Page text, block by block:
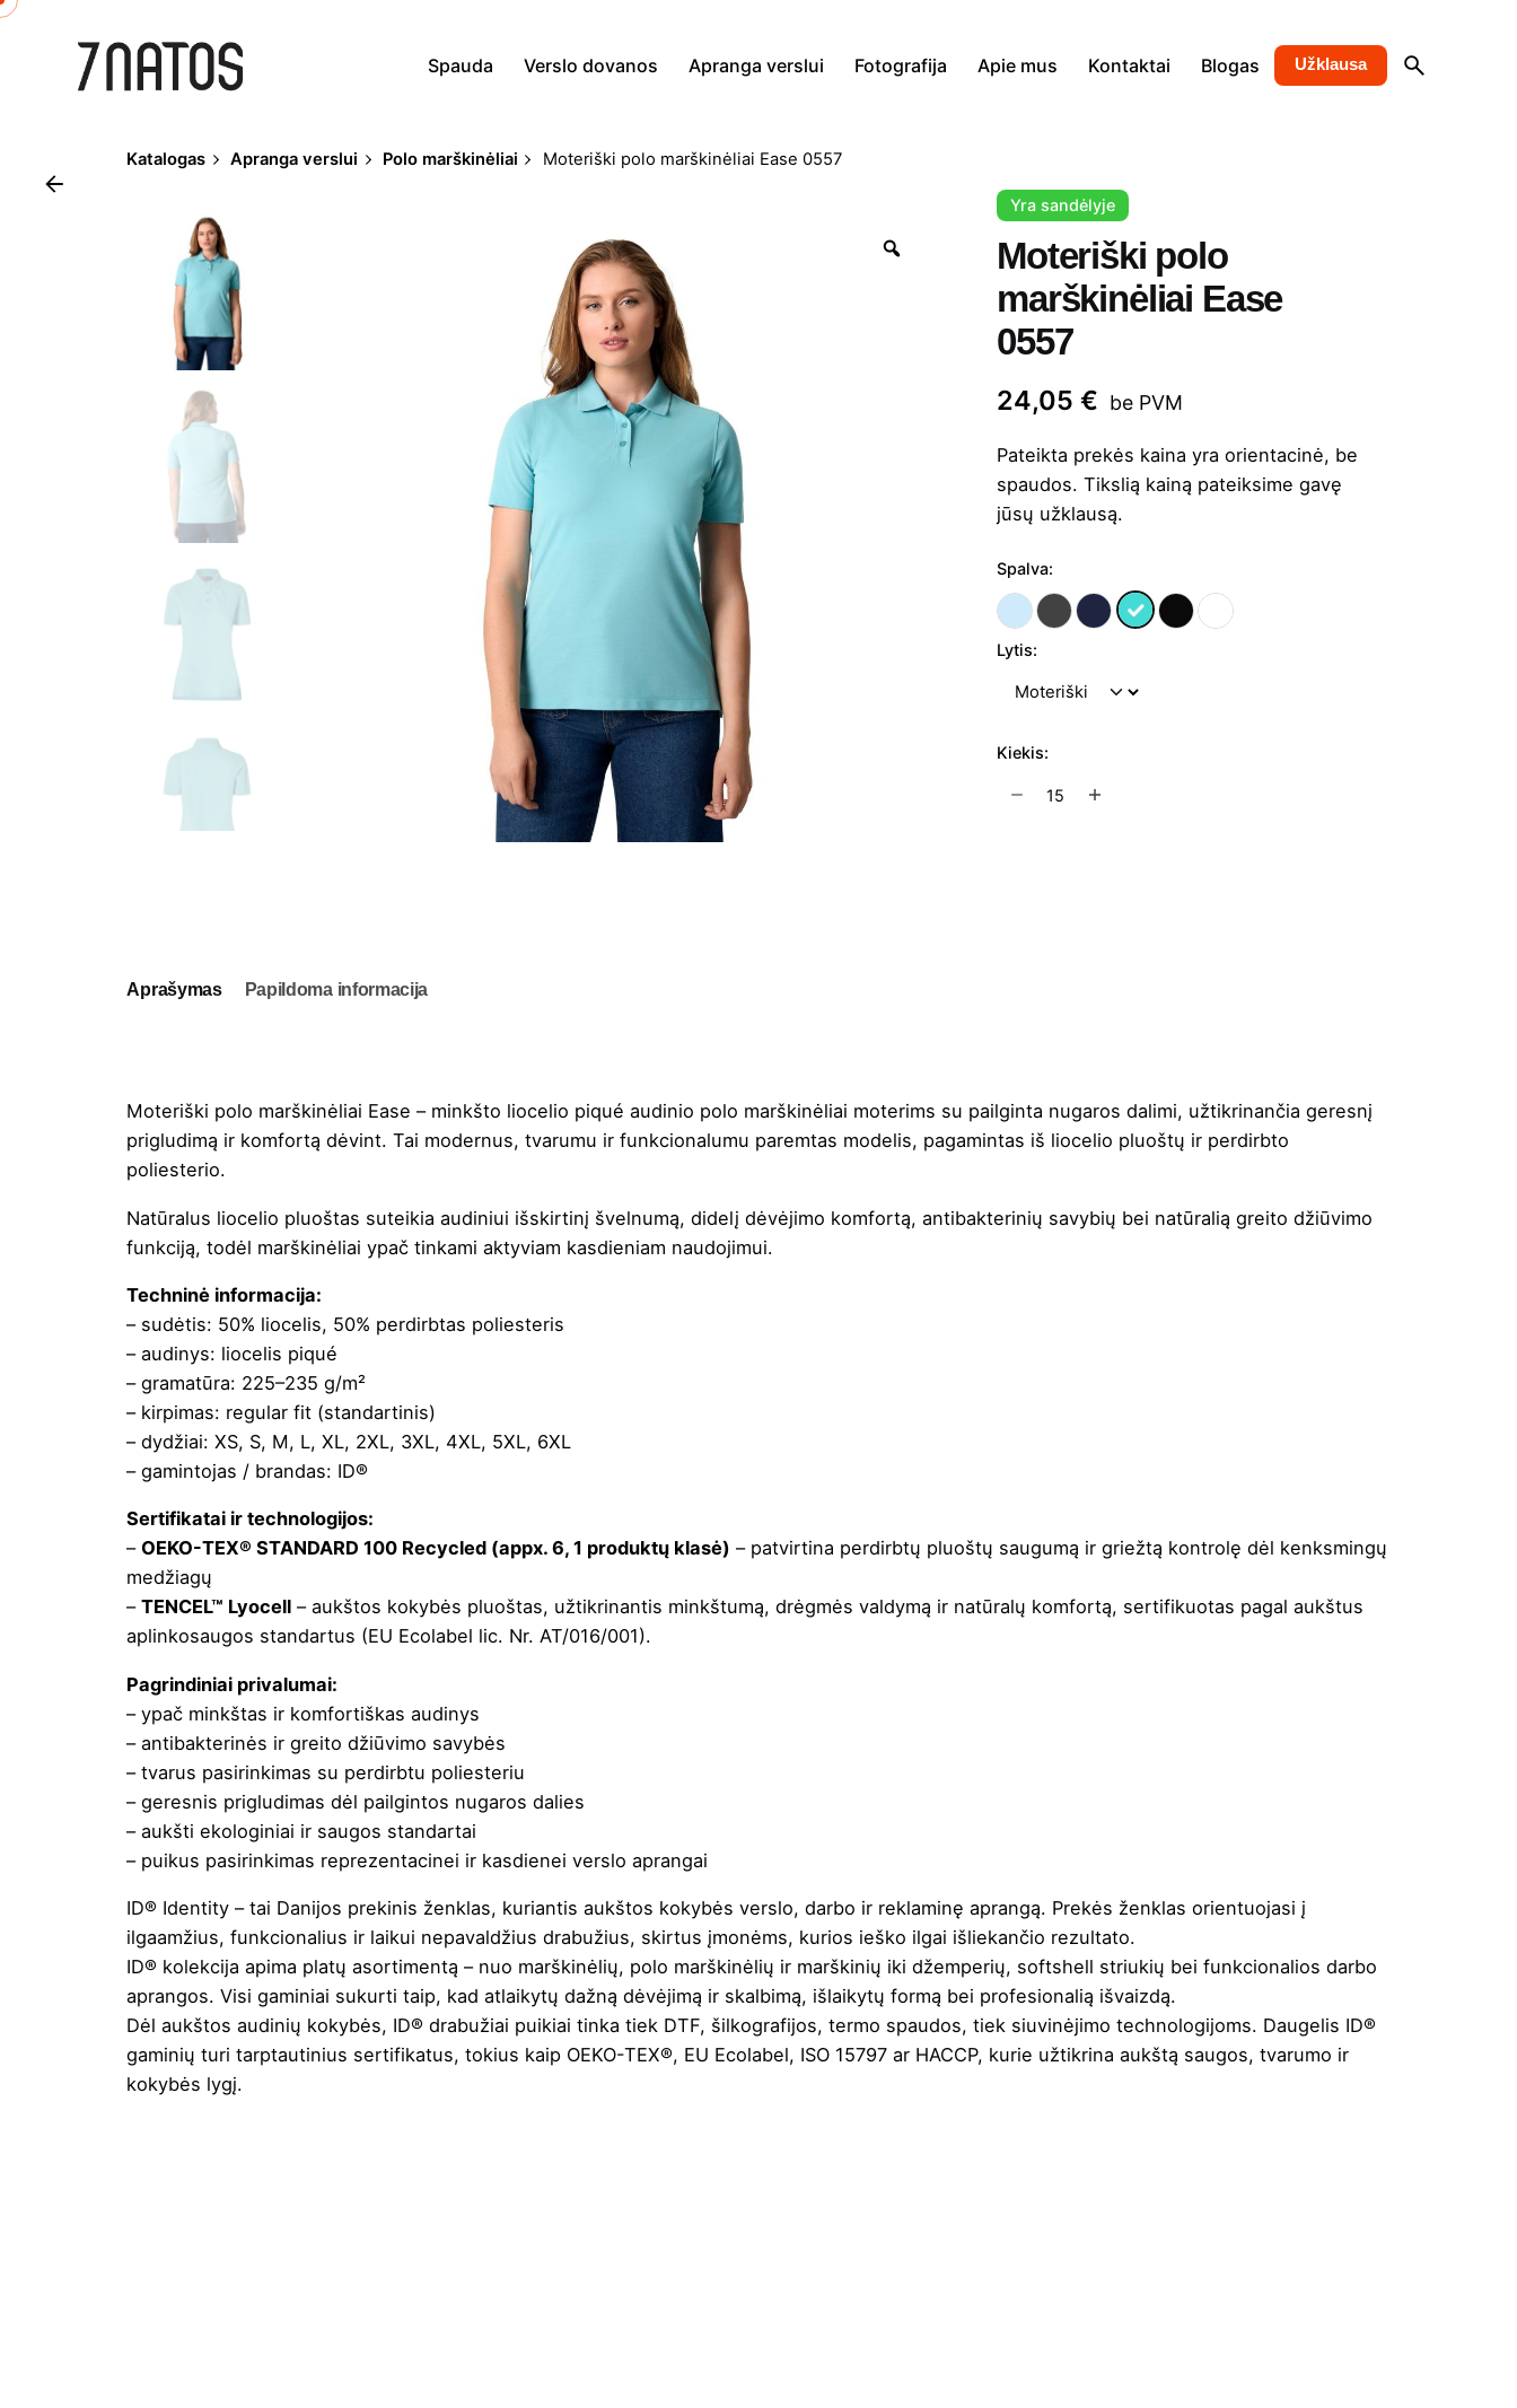
Skip
Spauda Verslo dovanos Apranga verslui Fotografija Apie mus Kontaktai Blogas Užklausa
Katalogas Apranga verslui Polo marškinėliai Moteriški polo marškinėliai Ease 0557
Yra sandėlyje
Moteriški polo
marškinėliai Ease
0557
24,05€ be PVM
Pateikta prekės kaina yra orientacinė, be
spaudos. Tikslią kainą pateiksime gavę
jūsų užklausą.
Spalva:
Lytis:
Kiekis:
produkto
Aprašymas Papildoma informacija
Moteriški polo marškinėliai Ease – minkšto liocelio piqué audinio polo marškinėliai moterims su pailginta nugaros dalimi, užtikrinančia geresnį
prigludimą ir komfortą dėvint. Tai modernus, tvarumu ir funkcionalumu paremtas modelis, pagamintas iš liocelio pluoštų ir perdirbto
poliesterio.
Natūralus liocelio pluoštas suteikia audiniui išskirtinį švelnumą, didelį dėvėjimo komfortą, antibakterinių savybių bei natūralią greito džiūvimo
funkciją, todėl marškinėliai ypač tinkami aktyviam kasdieniam naudojimui.
Techninė informacija:
– sudėtis: 50% liocelis, 50% perdirbtas poliesteris
– audinys: liocelis piqué
– gramatūra: 225–235 g/m²
– kirpimas: regular fit (standartinis)
– dydžiai: XS, S, M, L, XL, 2XL, 3XL, 4XL, 5XL, 6XL
– gamintojas / brandas: ID®
Sertifikatai ir technologijos:
–OEKO-TEX® STANDARD 100 Recycled (appx. 6, 1 produktų klasė) – patvirtina perdirbtų pluoštų saugumą ir griežtą kontrolę dėl kenksmingų
medžiagų
–TENCEL™ Lyocell – aukštos kokybės pluoštas, užtikrinantis minkštumą, drėgmės valdymą ir natūralų komfortą, sertifikuotas pagal aukštus
aplinkosaugos standartus (EU Ecolabel lic. Nr. AT/016/001).
Pagrindiniai privalumai:
– ypač minkštas ir komfortiškas audinys
– antibakterinės ir greito džiūvimo savybės
– tvarus pasirinkimas su perdirbtu poliesteriu
– geresnis prigludimas dėl pailgintos nugaros dalies
– aukšti ekologiniai ir saugos standartai
– puikus pasirinkimas reprezentacinei ir kasdienei verslo aprangai
ID® Identity – tai Danijos prekinis ženklas, kuriantis aukštos kokybės verslo, darbo ir reklaminę aprangą. Prekės ženklas orientuojasi į
ilgaamžius, funkcionalius ir laikui nepavaldžius drabužius, skirtus įmonėms, kurios ieško ilgai išliekančio rezultato.
ID® kolekcija apima platų asortimentą – nuo marškinėlių, polo marškinėlių ir marškinių iki džemperių, softshell striukių bei funkcionalios darbo
aprangos. Visi gaminiai sukurti taip, kad atlaikytų dažną dėvėjimą ir skalbimą, išlaikytų formą bei profesionalią išvaizdą.
Dėl aukštos audinių kokybės, ID® drabužiai puikiai tinka tiek DTF, šilkografijos, termo spaudos, tiek siuvinėjimo technologijoms. Daugelis ID®
gaminių turi tarptautinius sertifikatus, tokius kaip OEKO-TEX®, EU Ecolabel, ISO 15797 ar HACCP, kurie užtikrina aukštą saugos, tvarumo ir
kokybės lygį.